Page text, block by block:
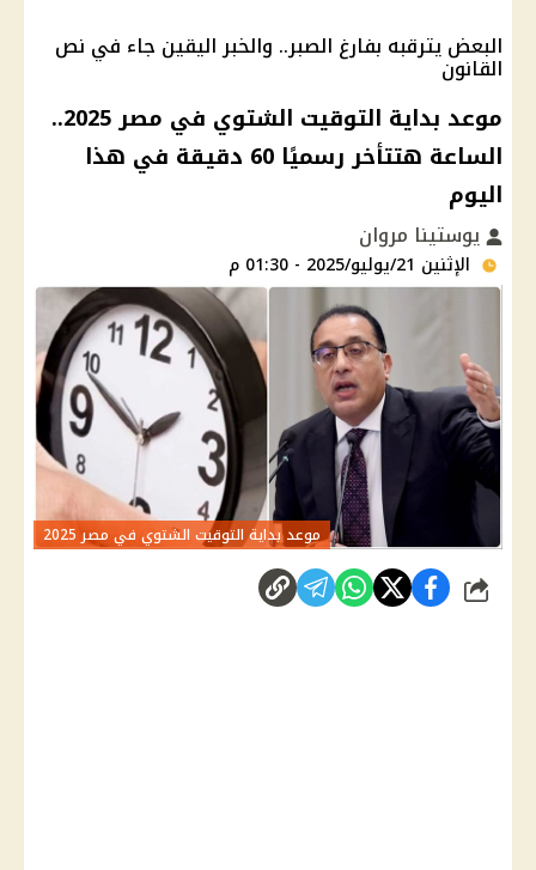
البعض يترقبه بفارغ الصبر.. والخبر اليقين جاء في نص
القانون
موعد بداية التوقيت الشتوي في مصر 2025..
الساعة هتتأخر رسميًا 60 دقيقة في هذا
اليوم
يوستينا مروان
الإثنين 21/يوليو/2025 - 01:30 م
موعد بداية التوقيت الشتوي في مصر 2025
شارك